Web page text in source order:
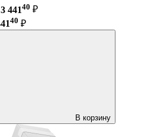
3 44140 ₽
40 ₽
В корзину